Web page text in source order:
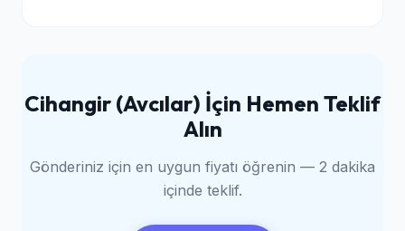
Cihangir (Avcılar) İçin Hemen Teklif
Alın
Gönderiniz için en uygun fiyatı öğrenin — 2 dakika
içinde teklif.